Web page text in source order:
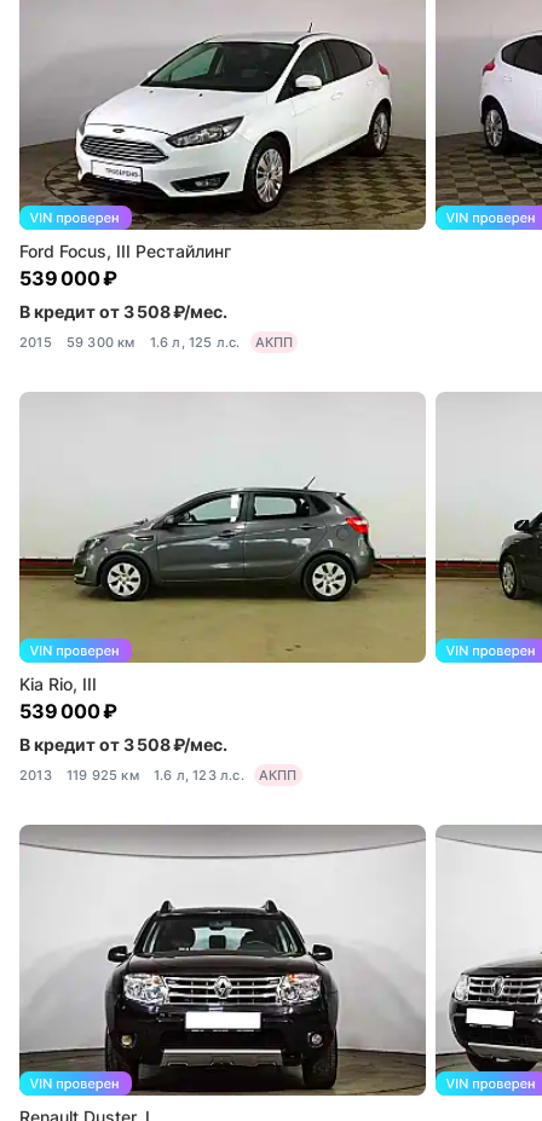
Ford Focus, III Рестайлинг
539 000 ₽
В кредит от 3 508 ₽/мес.
2015 59 300 км 1.6 л, 125 л.с. АКПП
Kia Rio, III
539 000 ₽
В кредит от 3 508 ₽/мес.
2013 119 925 км 1.6 л, 123 л.с. АКПП